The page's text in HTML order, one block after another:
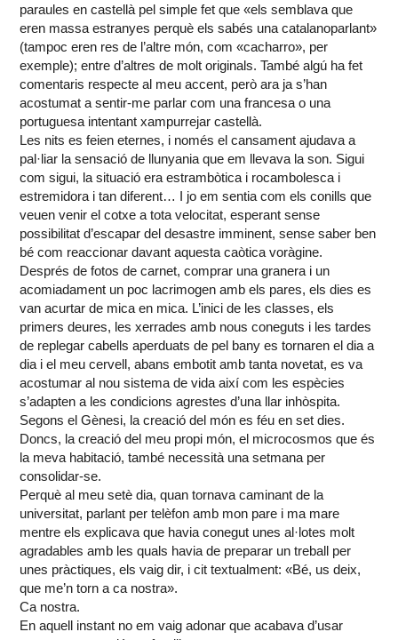
paraules en castellà pel simple fet que «els semblava que
eren massa estranyes perquè els sabés una catalanoparlant»
(tampoc eren res de l’altre món, com «cacharro», per
exemple); entre d’altres de molt originals. També algú ha fet
comentaris respecte al meu accent, però ara ja s’han
acostumat a sentir-me parlar com una francesa o una
portuguesa intentant xampurrejar castellà.
Les nits es feien eternes, i només el cansament ajudava a
pal·liar la sensació de llunyania que em llevava la son. Sigui
com sigui, la situació era estrambòtica i rocambolesca i
estremidora i tan diferent… I jo em sentia com els conills que
veuen venir el cotxe a tota velocitat, esperant sense
possibilitat d’escapar del desastre imminent, sense saber ben
bé com reaccionar davant aquesta caòtica voràgine.
Després de fotos de carnet, comprar una granera i un
acomiadament un poc lacrimogen amb els pares, els dies es
van acurtar de mica en mica. L’inici de les classes, els
primers deures, les xerrades amb nous coneguts i les tardes
de replegar cabells aperduats de pel bany es tornaren el dia a
dia i el meu cervell, abans embotit amb tanta novetat, es va
acostumar al nou sistema de vida així com les espècies
s’adapten a les condicions agrestes d’una llar inhòspita.
Segons el Gènesi, la creació del món es féu en set dies.
Doncs, la creació del meu propi món, el microcosmos que és
la meva habitació, també necessità una setmana per
consolidar-se.
Perquè al meu setè dia, quan tornava caminant de la
universitat, parlant per telèfon amb mon pare i ma mare
mentre els explicava que havia conegut unes al·lotes molt
agradables amb les quals havia de preparar un treball per
unes pràctiques, els vaig dir, i cit textualment: «Bé, us deix,
que me’n torn a ca nostra».
Ca nostra.
En aquell instant no em vaig adonar que acabava d’usar